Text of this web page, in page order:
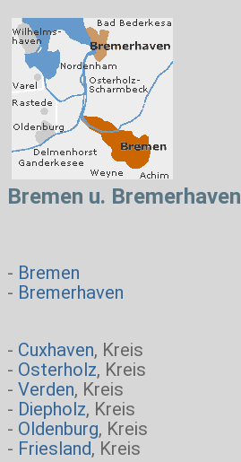
Bremen u. Bremerhaven
- Bremen
- Bremerhaven
- Cuxhaven, Kreis
- Osterholz, Kreis
-Verden, Kreis
- Diepholz, Kreis
- Oldenburg, Kreis
- Friesland, Kreis